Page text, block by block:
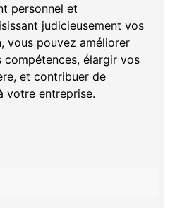
personnel et
judicieusement vos
vous pouvez améliorer
élargir vos
et contribuer de
votre entreprise.